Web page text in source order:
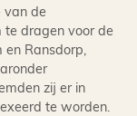
van de
dragen voor de
Ransdorp,
zij er in
te worden.